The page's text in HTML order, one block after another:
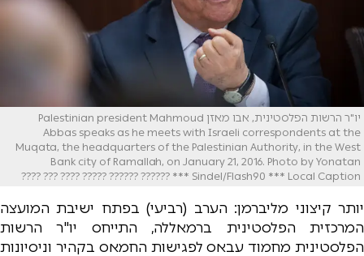
יו"ר הרשות הפלסטינית, אבו מאזן Palestinian president Mahmoud
Abbas speaks as he meets with Israeli correspondents at the
Muqata, the headquarters of the Palestinian Authority, in the West
Bank city of Ramallah, on January 21, 2016. Photo by Yonatan
Sindel/Flash90 *** Local Caption *** ?????? ?????? ????? ???? ??? ????
יותר קיצוני מליברמן: הערב (רביעי) בפתח ישיבת המועצה
המרכזית הפלסטינית ברמאללה, התייחס יו"ר הרשות
הפלסטינית מחמוד עבאס לפגישות החמאס בקהיר וניסיונות